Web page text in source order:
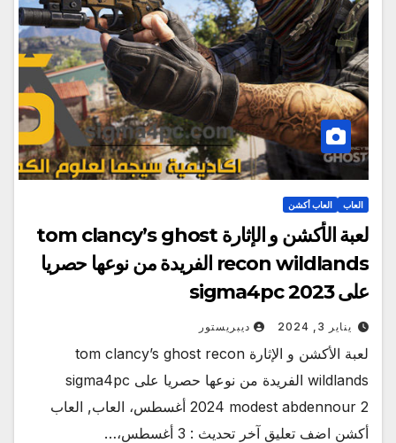
العاب العاب أكشن
لعبة الأكشن و الإثارة tom clancy’s ghost
recon wildlands الفريدة من نوعها حصريا
على sigma4pc 2023
يناير 3, 2024 ديبريستور
لعبة الأكشن و الإثارة tom clancy’s ghost recon
wildlands الفريدة من نوعها حصريا على sigma4pc
2024 modest abdennour 2 أغسطس، العاب, العاب
أكشن اضف تعليق آخر تحديث : 3 أغسطس،…